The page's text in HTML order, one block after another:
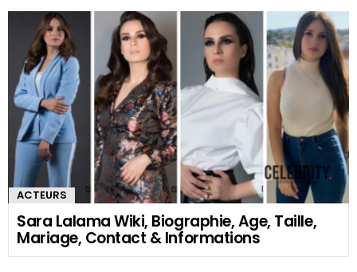
ACTEURS
Sara Lalama Wiki, Biographie, Age, Taille,
Mariage, Contact & Informations